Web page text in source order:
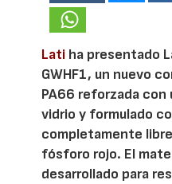
Lati ha presentado
GWHF1, un nuevo
PA66 reforzada con
vidrio y formulado
completamente
fósforo rojo. El
desarrollado para